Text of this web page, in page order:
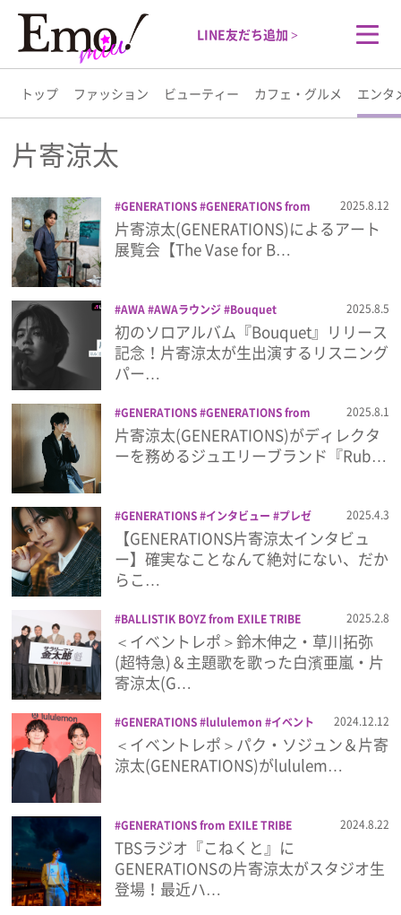
LINE友だち追加 >
トップ ファッション ビューティー カフェ・グルメ エンタ
トップ
ファッション
ビューティー
カフェ・グルメ
エンタメ
ライフスタイル
プレゼント
インタビュー
フィルム
Emoメン
ランキング
Emo!miuとは？
免責事項
プライバシーポリシー
利用規約
お問い合わせ
片寄涼太
GENERATIONS GENERATIONS from
EXILE TRIBE The Vase for Bouquet
展示会
片寄涼太
2025.8.12
片寄涼太(GENERATIONS)によるアート
展覧会【The Vase for B…
AWA AWAラウンジ
Bouquet
GENERATIONS
GENERATIONS from
EXILE TRIBE アルバム 片寄涼太 音楽
2025.8.5
初のソロアルバム『Bouquet』リリース
記念！片寄涼太が生出演するリスニング
パー…
GENERATIONS GENERATIONS from
EXILE TRIBE Ruban de bouquet ア
クセサリー アパレル ジュエリー
ソロ
アルバム
ファッション 片寄涼太 音楽
2025.8.1
片寄涼太(GENERATIONS)がディレクタ
ーを務めるジュエリーブランド『Rub…
GENERATIONS インタビュー
プレゼ
ント 片寄涼太 音楽
2025.4.3
【GENERATIONS片寄涼太インタビュ
ー】確実なことなんて絶対にない、だか
らこ…
BALLISTIK BOYZ from EXILE TRIBE
GENERATIONS
GENERATIONS from
EXILE TRIBE 城田優 片寄涼太
白濱亜
嵐 草川拓弥 超特急 鈴木伸之
2025.2.8
＜イベントレポ＞鈴木伸之・草川拓弥
(超特急)＆主題歌を歌った白濱亜嵐・片
寄涼太(G…
GENERATIONS lululemon
イベント
イベントレポ パク・ソジュン
レポー
ト
新規オープン 渋谷 片寄涼太
2024.12.12
＜イベントレポ＞パク・ソジュン＆片寄
涼太(GENERATIONS)がlululem…
GENERATIONS from EXILE TRIBE
TBSラジオ
こねくと ラジオ
片寄涼
太
2024.8.22
TBSラジオ『こねくと』に
GENERATIONSの片寄涼太がスタジオ生
登場！最近ハ…